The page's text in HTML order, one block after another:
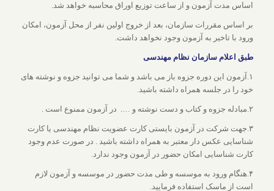
اساس مدت آزمون و از ساعت توزیع اوراق محاسبه خواهد شد.
بر اساس مقررات سازمان، بعد از خروج اولین نفر از محل آزمون، امکان
ورود با تاخیر به آزمون وجود نخواهد داشت.
طبق اعلام سازمان نظام مهندسی
۱.آزمون این دوره جزوه باز می باشد و شما می توانید جزوه و نوشته های
خود را در جلسه همراه داشته باشید.
۲.مبادله جزوه و کتاب و دست نوشته و …. در آزمون ممنوع است .
۳.جهت شرکت در آزمون بایستی کارت عضویت نظام مهندسی یا کارت
شناسایی عکس دار معتبر به همراه داشته باشید . در صورت عدم وجود
کارت شناسایی امکان حضور در آزمون وجود ندارد.
۴.هنگام ورود به موسسه و طی مدت حضور در موسسه و آزمون لازم
است از ماسک استفاده فرمایید.